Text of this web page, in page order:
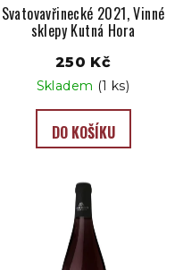
Svatovavřinecké 2021, Vinné
sklepy Kutná Hora
250 Kč
Skladem (1 ks)
DO KOŠÍKU